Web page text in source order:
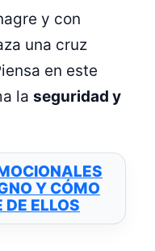
y con
una cruz
en este
la seguridad y
Y CÓMO
DE ELLOS